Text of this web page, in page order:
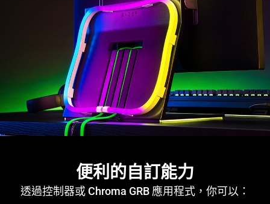
便利的自訂能力
透過控制器或 Chroma GRB 應用程式，你可以：